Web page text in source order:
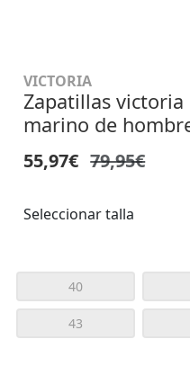
VICTORIA
Zapatillas victoria
marino de
55,97€ 79,95€
Seleccionar talla
40
43